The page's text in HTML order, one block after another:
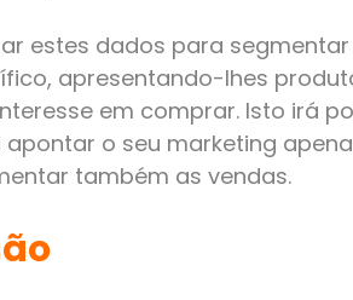
estes dados para
apresentando-lhes
em comprar. Isto irá
o seu marketing
também as vendas.